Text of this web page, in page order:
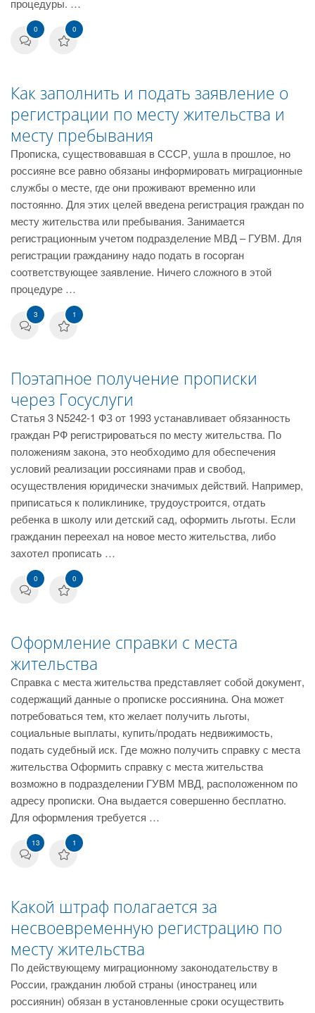
процедуры. …
0 0
Как заполнить и подать заявление о
регистрации по месту жительства и
месту пребывания
Прописка, существовавшая в СССР, ушла в прошлое, но
россияне все равно обязаны информировать миграционные
службы о месте, где они проживают временно или
постоянно. Для этих целей введена регистрация граждан по
месту жительства или пребывания. Занимается
регистрационным учетом подразделение МВД – ГУВМ. Для
регистрации гражданину надо подать в госорган
соответствующее заявление. Ничего сложного в этой
процедуре …
3 1
Поэтапное получение прописки
через Госуслуги
Статья 3 N5242-1 ФЗ от 1993 устанавливает обязанность
граждан РФ регистрироваться по месту жительства. По
положениям закона, это необходимо для обеспечения
условий реализации россиянами прав и свобод,
осуществления юридически значимых действий. Например,
приписаться к поликлинике, трудоустроится, отдать
ребенка в школу или детский сад, оформить льготы. Если
гражданин переехал на новое место жительства, либо
захотел прописать …
0 0
Оформление справки с места
жительства
Справка с места жительства представляет собой документ,
содержащий данные о прописке россиянина. Она может
потребоваться тем, кто желает получить льготы,
социальные выплаты, купить/продать недвижимость,
подать судебный иск. Где можно получить справку с места
жительства Оформить справку с места жительства
возможно в подразделении ГУВМ МВД, расположенном по
адресу прописки. Она выдается совершенно бесплатно.
Для оформления требуется …
13 1
Какой штраф полагается за
несвоевременную регистрацию по
месту жительства
По действующему миграционному законодательству в
России, гражданин любой страны (иностранец или
россиянин) обязан в установленные сроки осуществить